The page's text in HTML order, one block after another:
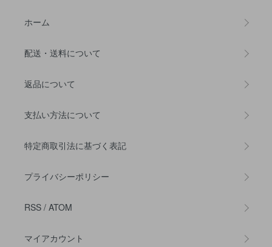
ホーム
配送・送料について
返品について
支払い方法について
特定商取引法に基づく表記
プライバシーポリシー
RSS / ATOM
マイアカウント